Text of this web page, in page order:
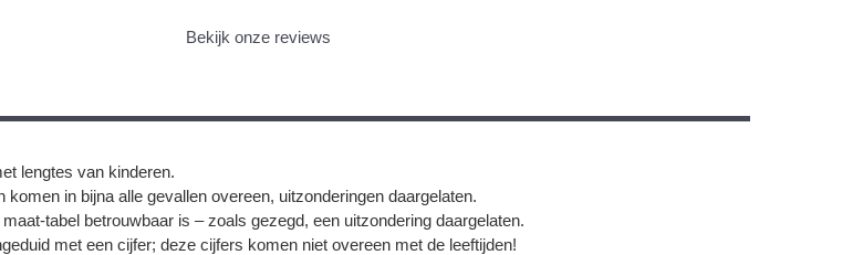
Bekijk onze reviews
lengtes van kinderen.
komen in bijna alle gevallen overeen, uitzonderingen daargelaten.
tabel betrouwbaar is – zoals gezegd, een uitzondering daargelaten.
met een cijfer; deze cijfers komen niet overeen met de leeftijden!